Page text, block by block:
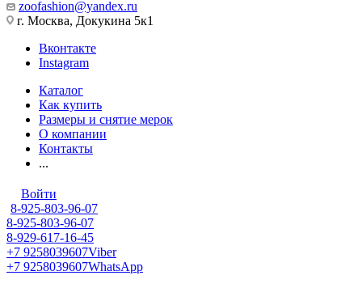
zoofashion@yandex.ru
г. Москва, Докукина 5к1
Вконтакте
Instagram
Каталог
Как купить
Размеры и снятие мерок
О компании
Контакты
...
Войти
8-925-803-96-07
8-925-803-96-07
8-929-617-16-45
+7 9258039607Viber
+7 9258039607WhatsApp